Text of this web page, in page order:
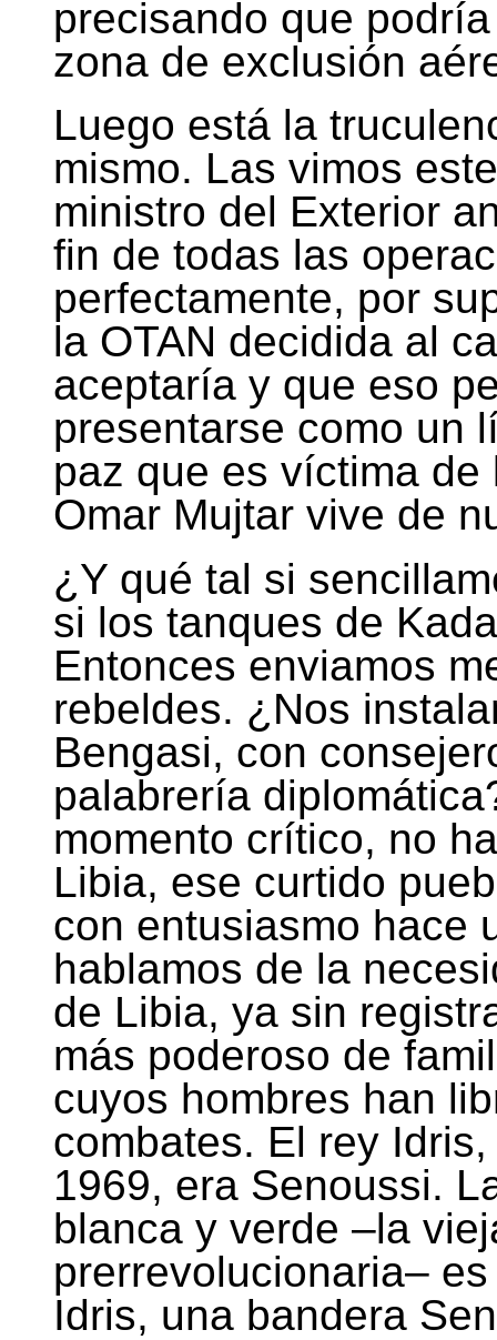
precisando que
zona de exclusión
Luego está la
mismo. Las vimos
ministro del Exterior
fin de todas las
perfectamente, por
la OTAN decidida al
aceptaría y que eso
presentarse como un
paz que es víctima
Omar Mujtar vive de
¿Y qué tal si
si los tanques de
Entonces enviamos
rebeldes. ¿Nos
Bengasi, con
palabrería
momento crítico, no
Libia, ese curtido
con entusiasmo hace
hablamos de la
de Libia, ya sin
más poderoso de
cuyos hombres han
combates. El rey
1969, era Senoussi.
blanca y verde –la
prerrevolucionaria–
Idris, una bandera